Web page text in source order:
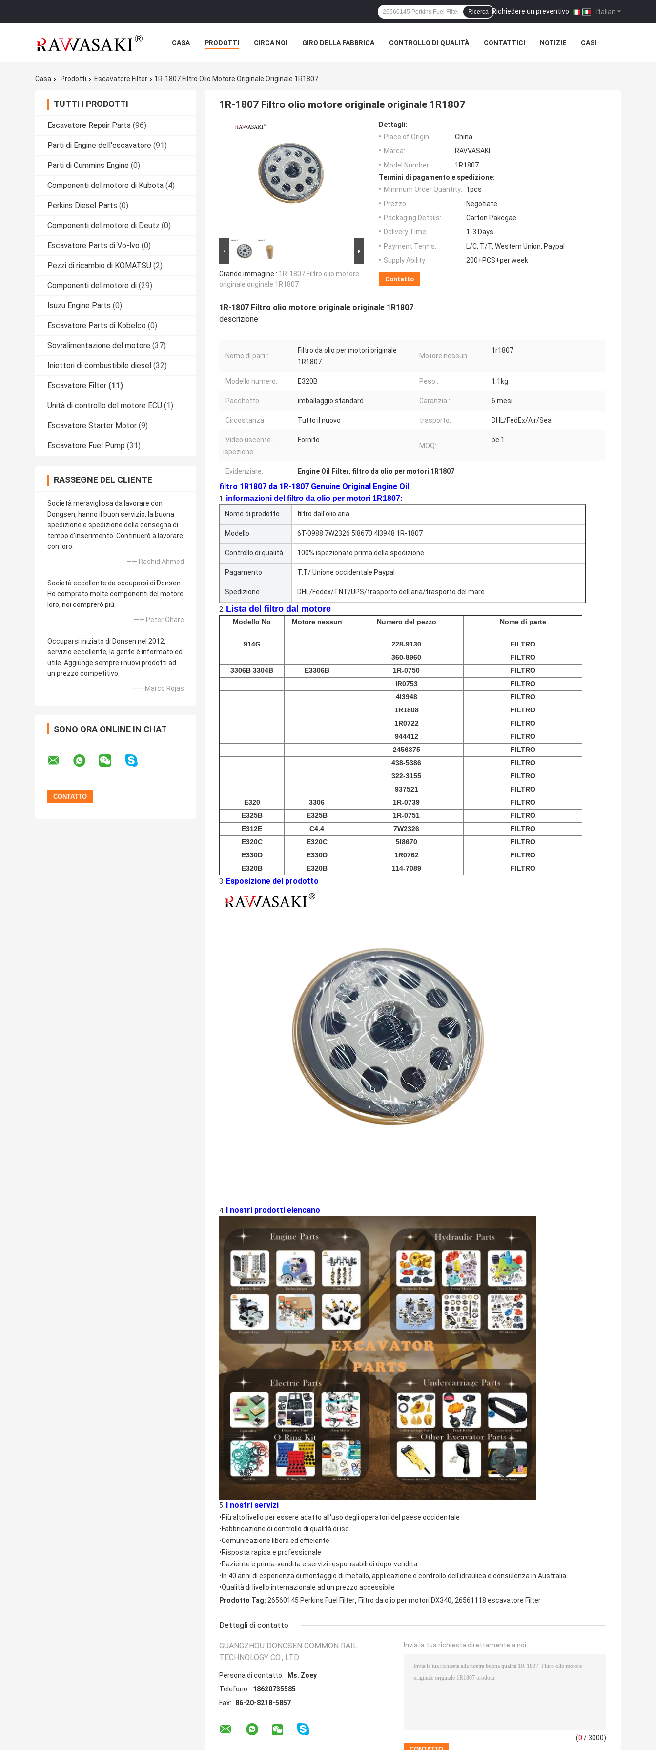
Italian
Richiedere un preventivo |
Ricerca
CASA PRODOTTI CIRCA NOI GIRO DELLA FABBRICA CONTROLLO DI QUALITÀ CONTATTICI NOTIZIE CASI
Casa Prodotti Escavatore Filter 1R-1807 Filtro Olio Motore Originale Originale 1R1807
TUTTI I PRODOTTI
Escavatore Repair Parts (96)
Parti di Engine dell'escavatore (91)
Parti di Cummins Engine (0)
Componenti del motore di Kubota (4)
Perkins Diesel Parts (0)
Componenti del motore di Deutz (0)
Escavatore Parts di Vo-lvo (0)
Pezzi di ricambio di KOMATSU (2)
Componenti del motore di (29)
Isuzu Engine Parts (0)
Escavatore Parts di Kobelco (0)
Sovralimentazione del motore (37)
Iniettori di combustibile diesel (32)
Escavatore Filter (11)
Unità di controllo del motore ECU (1)
Escavatore Starter Motor (9)
Escavatore Fuel Pump (31)
RASSEGNE DEL CLIENTE
Società meravigliosa da lavorare con
Dongsen, hanno il buon servizio, la buona
spedizione e spedizione della consegna di
tempo d'inserimento. Continuerò a lavorare
con loro.
—— Rashid Ahmed
Società eccellente da occuparsi di Donsen.
Ho comprato molte componenti del motore
loro, noi comprerò più.
—— Peter Ohare
Occuparsi iniziato di Donsen nel 2012,
servizio eccellente, la gente è informato ed
utile. Aggiunge sempre i nuovi prodotti ad
un prezzo competitivo.
—— Marco Rojas
SONO ORA ONLINE IN CHAT
1R-1807 Filtro olio motore originale originale 1R1807
Grande immagine : 1R-1807 Filtro olio motore
originale originale 1R1807
Dettagli:
Place of Origin:
China
Marca:
RAVVASAKI
Model Number:
1R1807
Termini di pagamento e spedizione:
Minimum Order Quantity:
1pcs
Prezzo:
Negotiate
Packaging Details:
Carton Pakcgae
Delivery Time:
1-3 Days
Payment Terms:
L/C, T/T, Western Union, Paypal
Supply Ability:
200+PCS+per week
Contatto
1R-1807 Filtro olio motore originale originale 1R1807
descrizione
Nome di parti:
Filtro da olio per motori originale
1R1807
Motore nessun:
1r1807
Modello numero:: E320B Peso:: 1.1kg
Pacchetto: imballaggio standard Garanzia:: 6 mesi
Circostanza:: Tutto il nuovo trasporto: DHL/FedEx/Air/Sea
Video uscente-
ispezione:
Fornito
MOQ:
pc 1
Evidenziare: Engine Oil Filter, filtro da olio per motori 1R1807
filtro 1R1807 da 1R-1807 Genuine Original Engine Oil
1. informazioni del filtro da olio per motori 1R1807:
Nome di prodotto filtro dall'olio aria
Modello 6T-0988 7W2326 5I8670 4I3948 1R-1807
Controllo di qualità 100% ispezionato prima della spedizione
Pagamento T.T/ Unione occidentale Paypal
Spedizione DHL/Fedex/TNT/UPS/trasporto dell'aria/trasporto del mare
2. Lista del filtro dal motore
Modello No Motore nessun Numero del pezzo Nome di parte
914G 228-9130
FILTRO
360-8960
FILTRO
3306B 3304B
E3306B 1R-0750
FILTRO
IR0753
FILTRO
4I3948
FILTRO
1R1808
FILTRO
1R0722
FILTRO
944412
FILTRO
2456375
FILTRO
438-5386
FILTRO
322-3155
FILTRO
937521
FILTRO
E320
3306 1R-0739
FILTRO
E325B
E325B 1R-0751
FILTRO
E312E
C4.4 7W2326
FILTRO
E320C
E320C 5I8670
FILTRO
E330D
E330D 1R0762
FILTRO
E320B
E320B 114-7089
FILTRO
3. Esposizione del prodotto
4. I nostri prodotti elencano
5. I nostri servizi
•Più alto livello per essere adatto all'uso degli operatori del paese occidentale
•Fabbricazione di controllo di qualità di iso
•Comunicazione libera ed efficiente
•Risposta rapida e professionale
•Paziente e prima-vendita e servizi responsabili di dopo-vendita
•In 40 anni di esperienza di montaggio di metallo, applicazione e controllo dell'idraulica e consulenza in Australia
•Qualità di livello internazionale ad un prezzo accessibile
Prodotto Tag: 26560145 Perkins Fuel Filter, Filtro da olio per motori DX340, 26561118 escavatore Filter
Dettagli di contatto
GUANGZHOU DONGSEN COMMON RAIL
TECHNOLOGY CO., LTD
Persona di contatto:
Ms. Zoey
Telefono:
18620735585
Fax:
86-20-8218-5857
Invia la tua richiesta direttamente a noi
(0 / 3000)